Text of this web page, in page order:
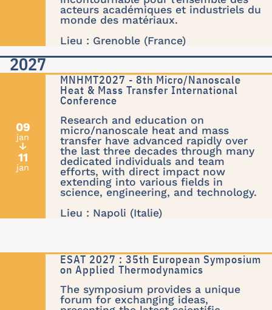
acteurs académiques et industriels du
monde des matériaux.
Lieu : Grenoble (France)
2027
09
jan
↓
11
jan
MNHMT2027 - 8th Micro/Nanoscale
Heat & Mass Transfer International
Conference
Research and education on
micro/nanoscale heat and mass
transfer have advanced rapidly over
the last three decades through many
dedicated individuals and team
efforts, with direct impact now
extending into various fields in
science, engineering, and technology.
Lieu : Napoli (Italie)
ESAT 2027 : 35th European Symposium
on Applied Thermodynamics
The symposium provides a unique
forum for exchanging ideas,